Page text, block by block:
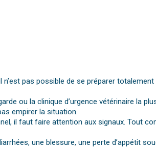
pas possible de se préparer
ou la clinique d’urgence vétérinaire la
empirer la situation.
il faut faire attention aux signaux. Tout
une blessure, une perte d’appétit